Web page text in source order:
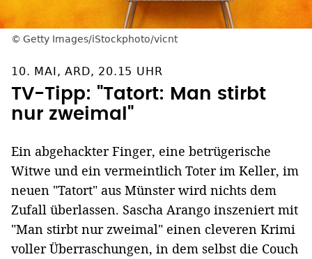
Getty Images/iStockphoto/vicnt
10. MAI, ARD, 20.15 UHR
TV-Tipp: "Tatort: Man stirbt
nur zweimal"
Ein abgehackter Finger, eine betrügerische
Witwe und ein vermeintlich Toter im Keller, im
neuen "Tatort" aus Münster wird nichts dem
Zufall überlassen. Sascha Arango inszeniert mit
"Man stirbt nur zweimal" einen cleveren Krimi
voller Überraschungen, in dem selbst die Couch